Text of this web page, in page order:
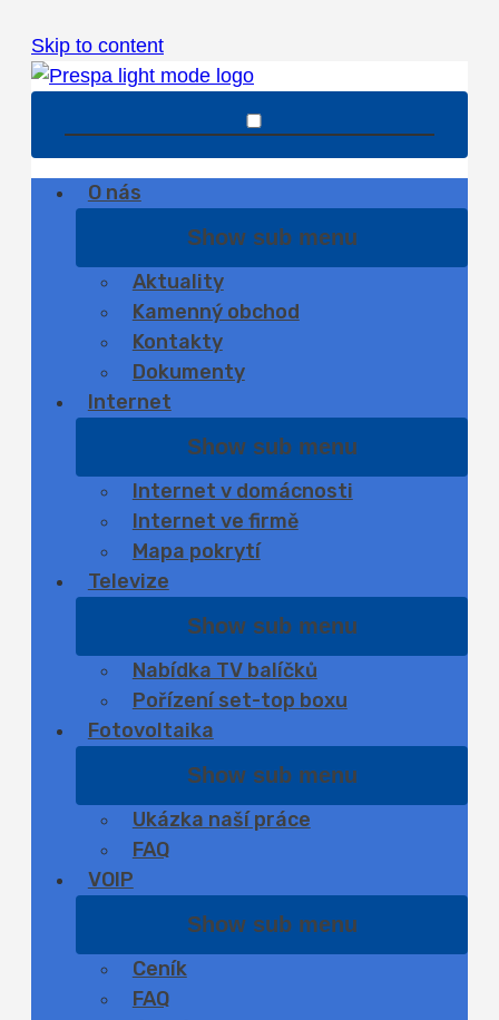
Skip to content
O nás
Show sub menu
Aktuality
Kamenný obchod
Kontakty
Dokumenty
Internet
Show sub menu
Internet v domácnosti
Internet ve firmě
Mapa pokrytí
Televize
Show sub menu
Nabídka TV balíčků
Pořízení set-top boxu
Fotovoltaika
Show sub menu
Ukázka naší práce
FAQ
VOIP
Show sub menu
Ceník
FAQ